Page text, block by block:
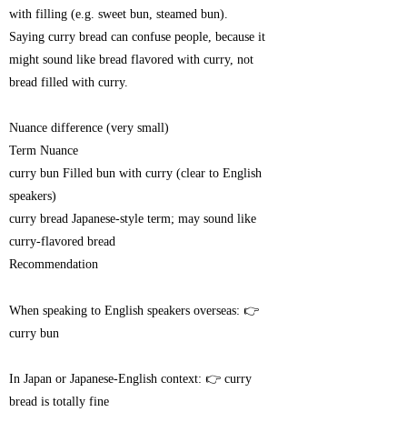
with filling (e.g. sweet bun, steamed bun).
Saying curry bread can confuse people, because it
might sound like bread flavored with curry, not
bread filled with curry.
Nuance difference (very small)
Term Nuance
curry bun Filled bun with curry (clear to English
speakers)
curry bread Japanese-style term; may sound like
curry-flavored bread
Recommendation
When speaking to English speakers overseas: 👉
curry bun
In Japan or Japanese-English context: 👉 curry
bread is totally fine